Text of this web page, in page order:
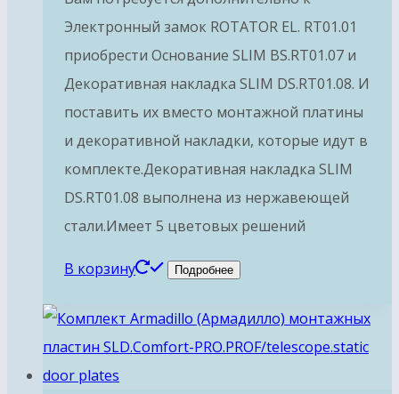
Электронный замок ROTATOR EL. RT01.01
приобрести Основание SLIM BS.RT01.07 и
Декоративная накладка SLIM DS.RT01.08. И
поставить их вместо монтажной платины
и декоративной накладки, которые идут в
комплекте.Декоративная накладка SLIM
DS.RT01.08 выполнена из нержавеющей
стали.Имеет 5 цветовых решений
В корзину Подробнее